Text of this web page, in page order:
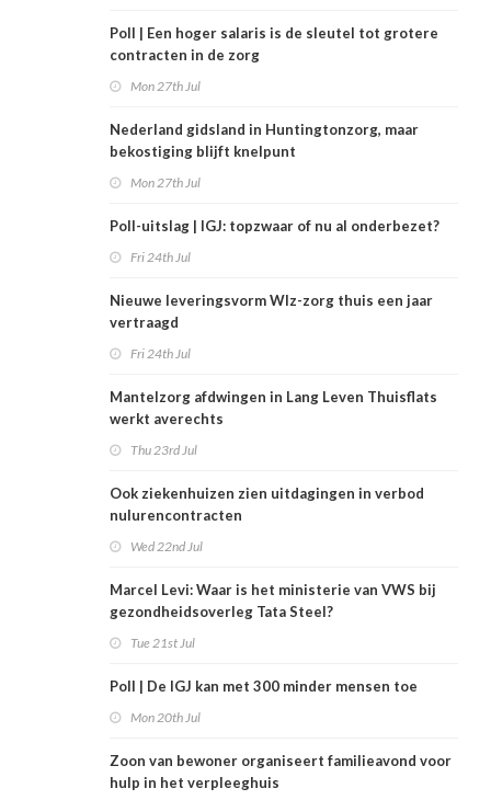
Poll | Een hoger salaris is de sleutel tot grotere
contracten in de zorg
Mon 27th Jul
Nederland gidsland in Huntingtonzorg, maar
bekostiging blijft knelpunt
Mon 27th Jul
Poll-uitslag | IGJ: topzwaar of nu al onderbezet?
Fri 24th Jul
Nieuwe leveringsvorm Wlz-zorg thuis een jaar
vertraagd
Fri 24th Jul
Mantelzorg afdwingen in Lang Leven Thuisflats
werkt averechts
Thu 23rd Jul
Ook ziekenhuizen zien uitdagingen in verbod
nulurencontracten
Wed 22nd Jul
Marcel Levi: Waar is het ministerie van VWS bij
gezondheidsoverleg Tata Steel?
Tue 21st Jul
Poll | De IGJ kan met 300 minder mensen toe
Mon 20th Jul
Zoon van bewoner organiseert familieavond voor
hulp in het verpleeghuis